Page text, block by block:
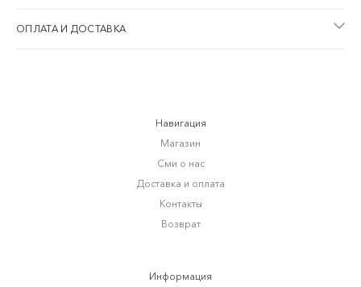
ОПЛАТА И ДОСТАВКА
Навигация
Магазин
Сми о нас
Доставка и оплата
Контакты
Возврат
Информация